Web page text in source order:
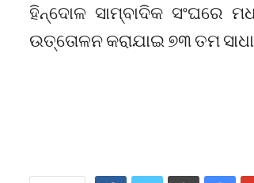
ହିନ୍ଦୋଳ ସାମ୍ବାଦିକ ସଂଘରେ
ଉତ୍ତୋଳନ କରାଯାଇ ୭୩ ତମ